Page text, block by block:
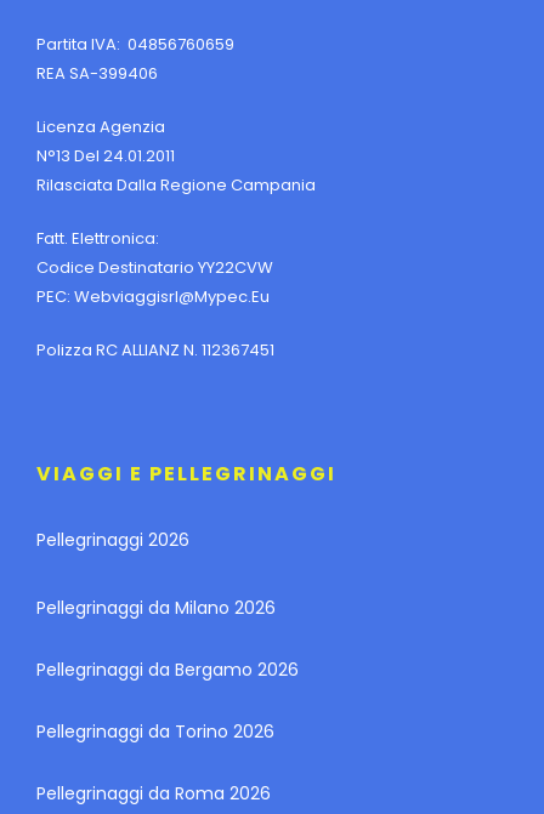
Partita IVA: 04856760659
REA SA-399406
Licenza Agenzia
N°13 Del 24.01.2011
Rilasciata Dalla Regione Campania
Fatt. Elettronica:
Codice Destinatario YY22CVW
PEC: Webviaggisrl@mypec.eu
Polizza RC ALLIANZ N. 112367451
VIAGGI E PELLEGRINAGGI
Pellegrinaggi 2026
Pellegrinaggi da Milano 2026
Pellegrinaggi da Bergamo 2026
Pellegrinaggi da Torino 2026
Pellegrinaggi da Roma 2026